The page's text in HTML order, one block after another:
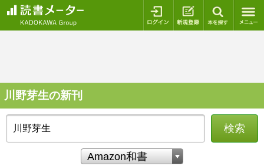
ログイン 新規登録
川野芽生の新刊
検索